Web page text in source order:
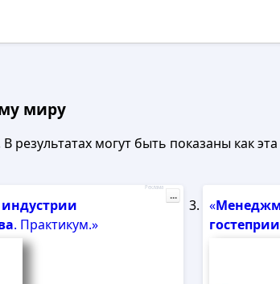
миру
могут быть показаны как
индустрии
. Практикум.»
Реклама
...
«